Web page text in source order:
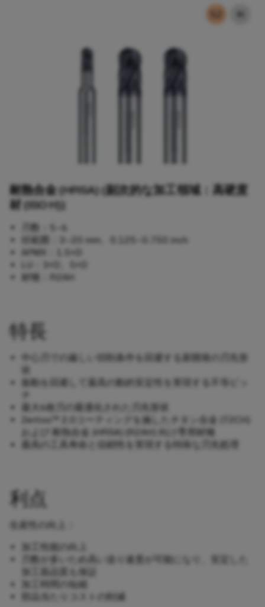
耐熱合金 (HRSA) (副次的な加工領域：高硬度
材 (ISO H))​
刃数：5–6​
径範囲：3–20 mm、0.125–0.750 inch​
APMX：1.5×D​
LU：3×D、5×D​
材種：R2AH​
特長
中心刃での厳しい切削条件を回避する新開発の刃先形
振動を回避して最高の動的安定性を実現する不等ピッ
最大6枚刃の最適化された刃先形状
Zertivo™ 2.0コーティングを施したチタン合金 (T2CH)
および 耐熱合金 (HRSA) (R2AH) 向け専用材種
最高の工具寿命と信頼性を実現する特殊な刃先処理
利点
生産性の向上：
加工性能の向上
刃数が多いため高い送り速度が可能になり、安定した
加工面品質も保証
加工時間の短縮
部品当たりコストの削減